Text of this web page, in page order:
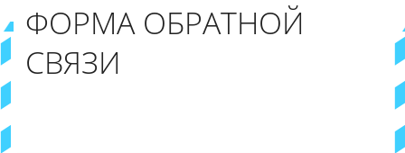
ФОРМА ОБРАТНОЙ
СВЯЗИ